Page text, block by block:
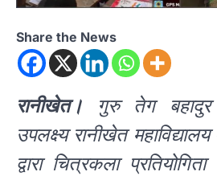
Share the News
रानीखेत। गुरु तेग
उपलक्ष्य रानीखेत
द्वारा चित्रकला